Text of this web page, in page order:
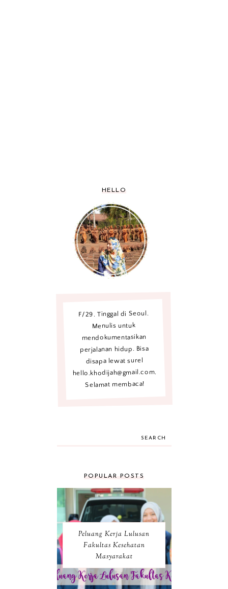
HELLO
F/29. Tinggal di Seoul.
Menulis untuk
mendokumentasikan
perjalanan hidup. Bisa
disapa lewat surel
hello.khodijah@gmail.com.
Selamat membaca!
SEARCH
POPULAR POSTS
Peluang Kerja Lulusan
Fakultas Kesehatan
Masyarakat